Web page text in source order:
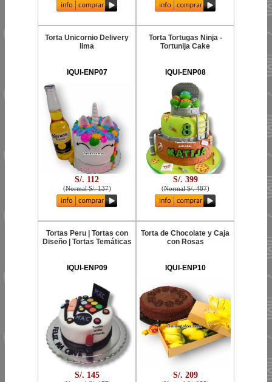
Torta Unicornio Delivery
lima
IQUI-ENP07
S/. 112
(Normal S/. 137)
Torta Tortugas Ninja -
Tortunija Cake
IQUI-ENP08
S/. 399
(Normal S/. 487)
Tortas Peru | Tortas con
Diseño | Tortas Temáticas
IQUI-ENP09
S/. 145
Torta de Chocolate y Caja
con Rosas
IQUI-ENP10
S/. 209